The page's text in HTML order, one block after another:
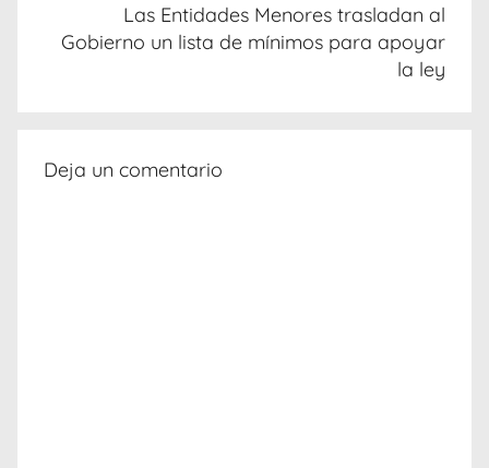
Las Entidades Menores trasladan al
Gobierno un lista de mínimos para apoyar
la ley
Deja un comentario